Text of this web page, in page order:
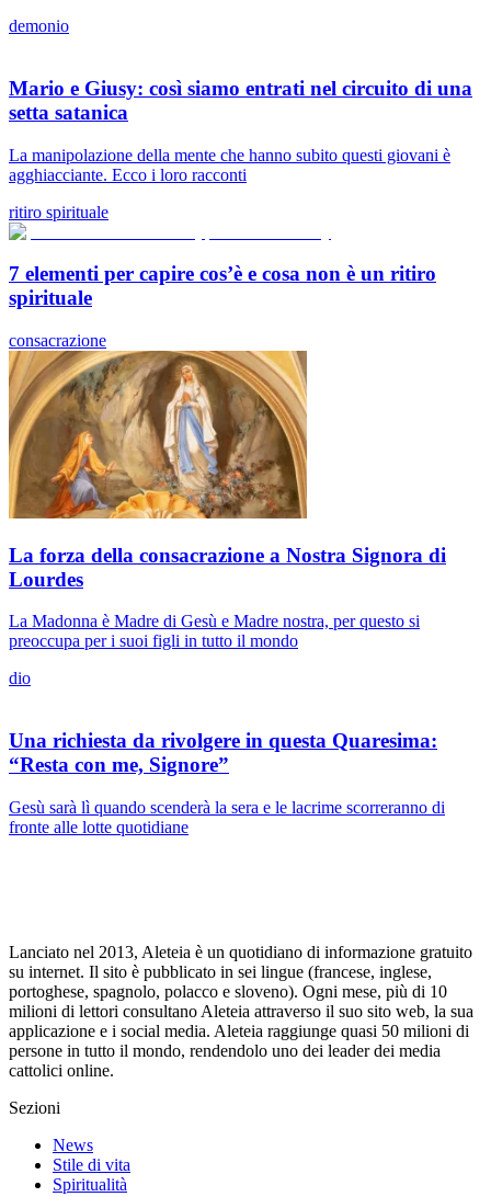
demonio
Mario e Giusy: così siamo entrati nel circuito di una
setta satanica
La manipolazione della mente che hanno subito questi giovani è
agghiacciante. Ecco i loro racconti
ritiro spirituale
7 elementi per capire cos’è e cosa non è un ritiro
spirituale
consacrazione
La forza della consacrazione a Nostra Signora di
Lourdes
La Madonna è Madre di Gesù e Madre nostra, per questo si
preoccupa per i suoi figli in tutto il mondo
dio
Una richiesta da rivolgere in questa Quaresima:
“Resta con me, Signore”
Gesù sarà lì quando scenderà la sera e le lacrime scorreranno di
fronte alle lotte quotidiane
Lanciato nel 2013, Aleteia è un quotidiano di informazione gratuito
su internet. Il sito è pubblicato in sei lingue (francese, inglese,
portoghese, spagnolo, polacco e sloveno). Ogni mese, più di 10
milioni di lettori consultano Aleteia attraverso il suo sito web, la sua
applicazione e i social media. Aleteia raggiunge quasi 50 milioni di
persone in tutto il mondo, rendendolo uno dei leader dei media
cattolici online.
Sezioni
News
Stile di vita
Spiritualità